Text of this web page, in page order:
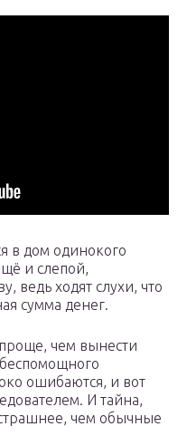
в дом одинокого
и слепой,
ведь ходят слухи, что
сумма денег.
чем вынести
ошибаются, и вот
И тайна,
чем обычные